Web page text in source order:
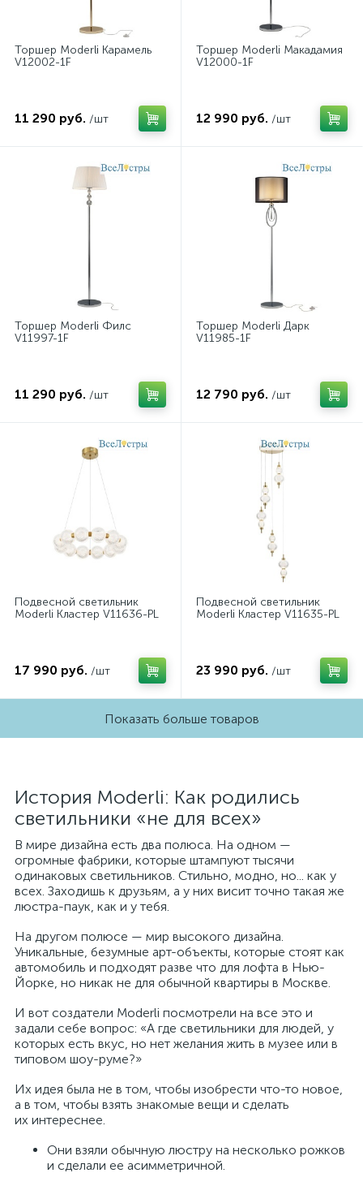
Торшер Moderli Карамель
V12002-1F
11 290 руб. /шт
Торшер Moderli Макадамия
V12000-1F
12 990 руб. /шт
Торшер Moderli Филс
V11997-1F
11 290 руб. /шт
Торшер Moderli Дарк
V11985-1F
12 790 руб. /шт
Подвесной светильник
Moderli Кластер V11636-PL
17 990 руб. /шт
Подвесной светильник
Moderli Кластер V11635-PL
23 990 руб. /шт
Показать больше товаров
История Moderli: Как родились
светильники «не для всех»
В мире дизайна есть два полюса. На одном —
огромные фабрики, которые штампуют тысячи
одинаковых светильников. Стильно, модно, но... как у
всех. Заходишь к друзьям, а у них висит точно такая же
люстра-паук, как и у тебя.
На другом полюсе — мир высокого дизайна.
Уникальные, безумные арт-объекты, которые стоят как
автомобиль и подходят разве что для лофта в Нью-
Йорке, но никак не для обычной квартиры в Москве.
И вот создатели Moderli посмотрели на все это и
задали себе вопрос: «А где светильники для людей, у
которых есть вкус, но нет желания жить в музее или в
типовом шоу-руме?»
Их идея была не в том, чтобы изобрести что-то новое,
а в том, чтобы взять знакомые вещи и сделать
их интереснее.
Они взяли обычную люстру на несколько рожков
и сделали ее асимметричной.